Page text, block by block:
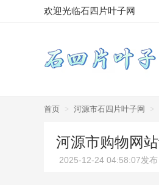
欢迎光临石四片叶子网
首页 > 河源市石四片叶子网 >
河源市购物网
2025-12-24 04:58:07发布